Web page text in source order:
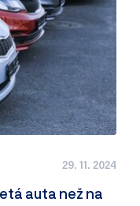
29. 11. 2024
auta než na